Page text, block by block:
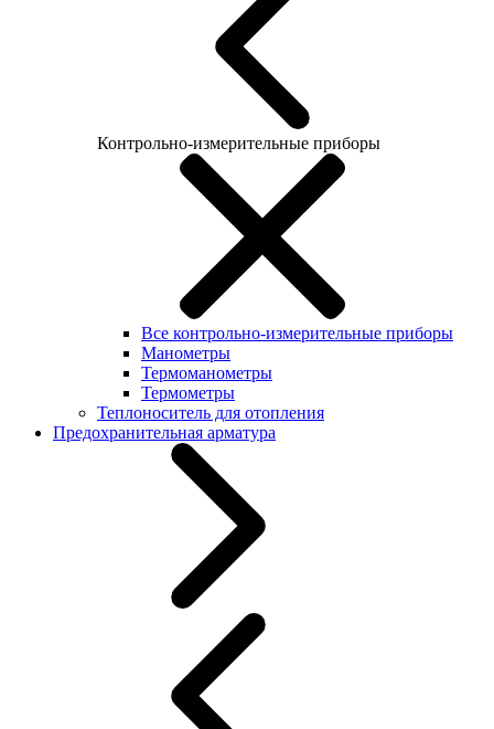
Контрольно-измерительные приборы
Все контрольно-измерительные приборы
Манометры
Термоманометры
Термометры
Теплоноситель для отопления
Предохранительная арматура